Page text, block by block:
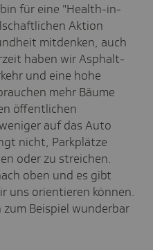
für eine "Health-in-
Aktion
mitdenken, auch
haben wir Asphalt-
und eine hohe
mehr Bäume
öffentlichen
auf das Auto
nicht, Parkplätze
oder zu streichen.
oben und es gibt
uns orientieren können.
zum Beispiel wunderbar